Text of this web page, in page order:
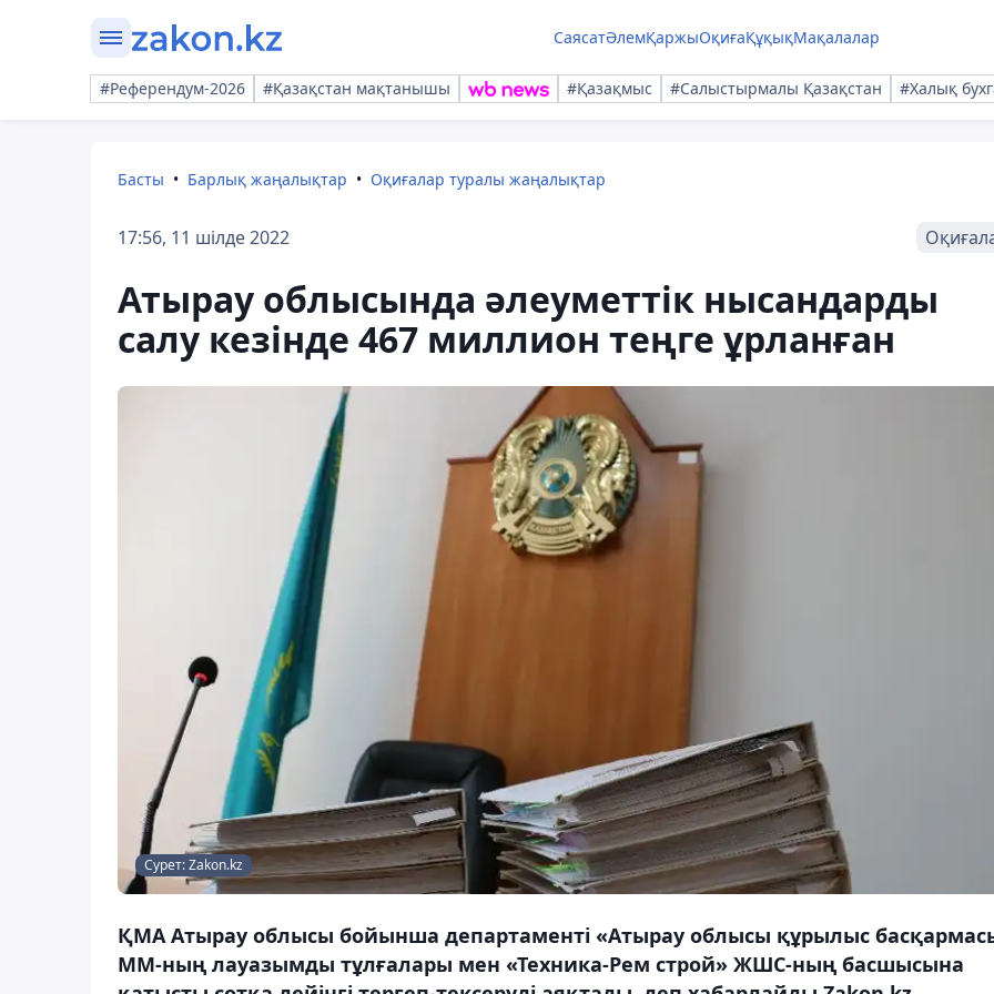
СаясатӘлемҚаржыОқиғаҚұқықМақалалар
#Референдум-2026 #Қазақстан мақтанышы #Қазақмыс #Салыстырмалы Қазақстан #Халық
Басты Барлық жаңалықтар Оқиғалар туралы жаңалықтар
17:56, 11 шілде 2022
Атырау облысында әлеуметтік нысандарды
салу кезінде 467 миллион теңге ұрланған
Сурет: Zakon.kz
ҚМА Атырау облысы бойынша департаменті «Атырау облысы құрылыс
ММ-ның лауазымды тұлғалары мен «Техника-Рем строй» ЖШС-ның басшысына